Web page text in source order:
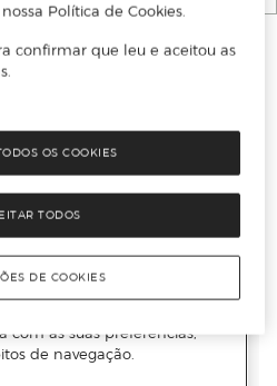
Política de Cookies.
confirmar que leu e aceitou as
TODOS
OS COOKIES
DE COOKIES